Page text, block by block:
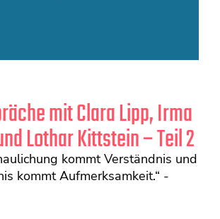
mit Clara Lipp, Irma
Lothar Kittstein – Teil 2
kommt Verständnis und
kommt Aufmerksamkeit.“ -